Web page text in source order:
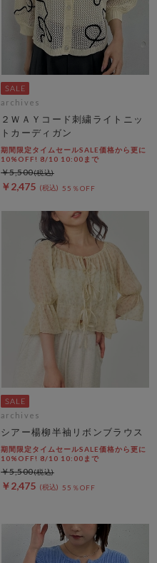
archives
２ＷＡＹコード刺繍ライトニッ
トカーディガン
期間限定タイムセールSALE価格から更に
10%OFF! 8/10 10:00まで
￥2,475 55％OFF
￥5,500
archives
シアー楊柳半袖リボンブラウス
期間限定タイムセールSALE価格から更に
10%OFF! 8/10 10:00まで
￥2,475 55％OFF
￥5,500